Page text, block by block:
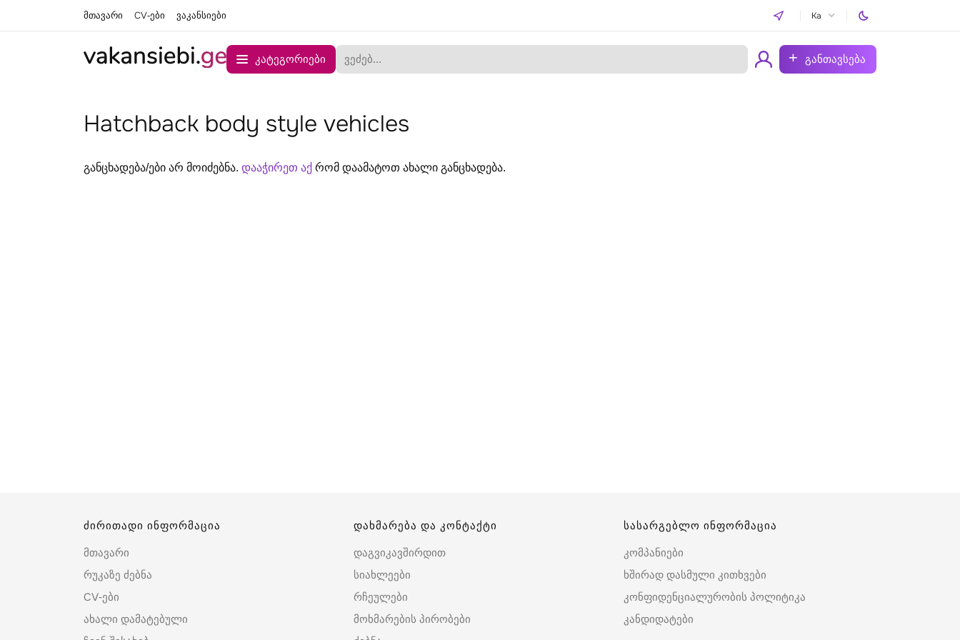
მთავარი CV-ები ვაკანსიები Ka
კატეგორიები განთავსება
Hatchback body style vehicles
განცხადება/ები არ მოიძებნა. დააჭირეთ აქ რომ დაამატოთ ახალი განცხადება.
ძირითადი ინფორმაცია
მთავარი
რუკაზე ძებნა
CV-ები
ახალი დამატებული
დახმარება და კონტაქტი
დაგვიკავშირდით
სიახლეები
რჩეულები
მოხმარების პირობები
სასარგებლო ინფორმაცია
კომპანიები
ხშირად დასმული კითხვები
კონფიდენციალურობის პოლიტიკა
კანდიდატები